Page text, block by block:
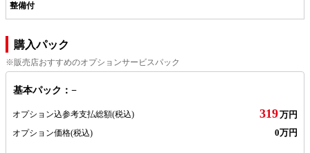
整備付
購入パック
※販売店おすすめのオプションサービスパック
基本パック：−
オプション込参考支払総額(税込) 319万円
オプション価格(税込) 0万円